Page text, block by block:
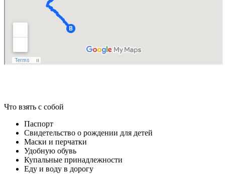
Что взять с собой
Паспорт
Свидетельство о рождении для детей
Маски и перчатки
Удобную обувь
Купальные принадлежности
Еду и воду в дорогу